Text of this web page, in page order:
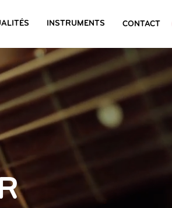
INSTRUMENTS CONTACT